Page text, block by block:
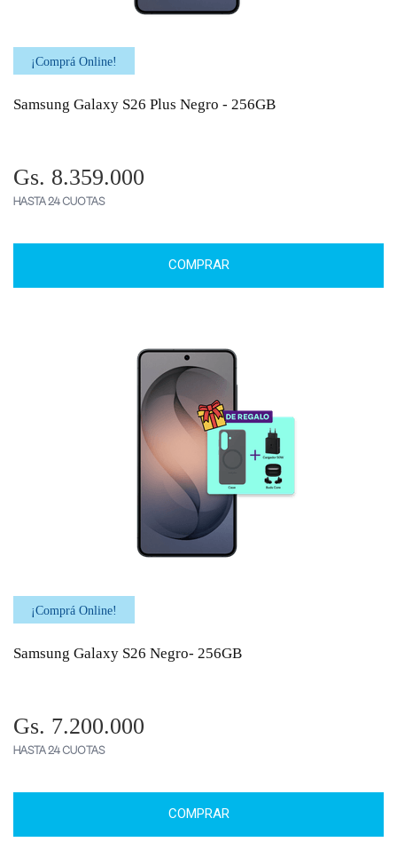
¡Comprá Online!
Samsung Galaxy S26 Plus Negro - 256GB
Gs. 8.359.000
HASTA 24 CUOTAS
COMPRAR
¡Comprá Online!
Samsung Galaxy S26 Negro- 256GB
Gs. 7.200.000
HASTA 24 CUOTAS
COMPRAR